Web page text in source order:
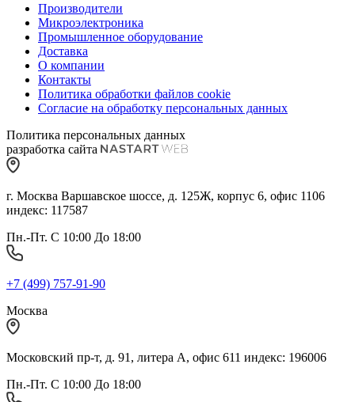
Производители
Микроэлектроника
Промышленное оборудование
Доставка
О компании
Контакты
Политика обработки файлов cookie
Согласие на обработку персональных данных
Политика персональных данных
разработка сайта
г. Москва Варшавское шоссе, д. 125Ж, корпус 6, офис 1106
индекс: 117587
Пн.-Пт. С 10:00 До 18:00
+7 (499) 757-91-90
Москва
Московский пр-т, д. 91, литера А, офис 611 индекс: 196006
Пн.-Пт. С 10:00 До 18:00